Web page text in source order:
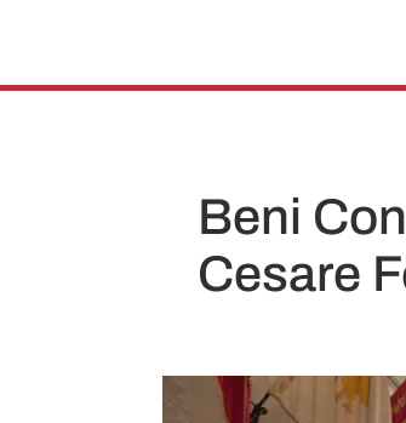
Beni
Cesare